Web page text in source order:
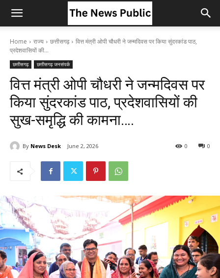
Home राज्य छत्तीसगढ़
वित्त मंत्री ओपी चौधरी ने जन्मदिवस पर किया सुंदरकांड पाठ,
प्रदेशवासियों की...
छत्तीसगढ़ छत्तीसगढ़ जनसंपर्क
वित्त मंत्री ओपी चौधरी ने जन्मदिवस पर
किया सुंदरकांड पाठ, प्रदेशवासियों की
सुख-समृद्धि की कामना….
By News Desk June 2, 2026 0
0